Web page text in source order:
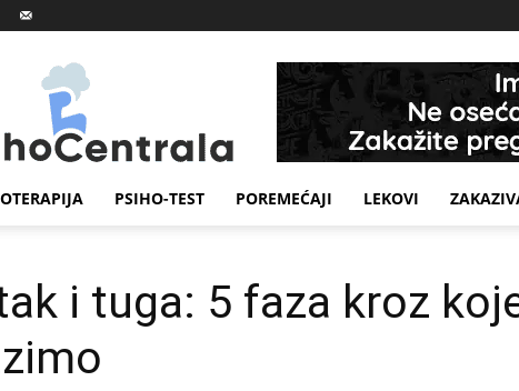
Psihocentrala
PSIHO-TEST POREMEĆAJI LEKOVI
i tuga: 5 faza kroz